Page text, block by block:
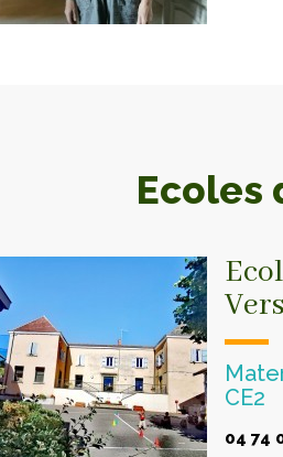
Ecoles
Vers
CE2
04 74